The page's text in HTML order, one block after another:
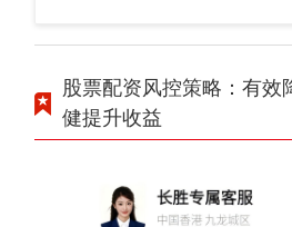
股票配资风控策略：有效
健提升收益